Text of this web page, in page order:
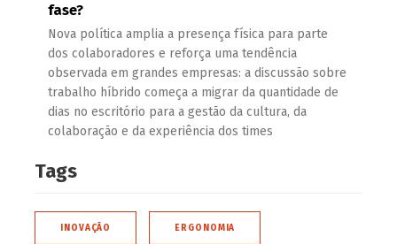
fase?
Nova política amplia a presença física para parte
dos colaboradores e reforça uma tendência
observada em grandes empresas: a discussão sobre
trabalho híbrido começa a migrar da quantidade de
dias no escritório para a gestão da cultura, da
colaboração e da experiência dos times
Tags
INOVAÇÃO ERGONOMIA